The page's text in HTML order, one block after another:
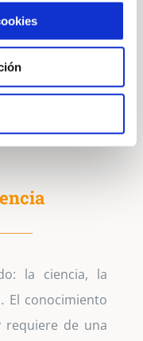
el cuerpo calloso
cerebrales, de
dependerá un
de su vida.
la ciencia, la
El conocimiento
requiere de una